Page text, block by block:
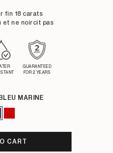
fin 18 carats
et ne noircit pas
GUARANTEED
FOR 2 YEARS
BLEU MARINE
CART